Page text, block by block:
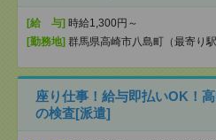
[給 与] 時給1,300円～
[勤務地] 群馬県高崎市八島町（最寄り駅
座り仕事！給与即払いOK！
の検査[派遣]